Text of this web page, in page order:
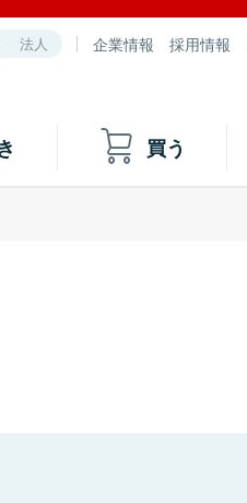
法人 企業情報 採用情報
買う